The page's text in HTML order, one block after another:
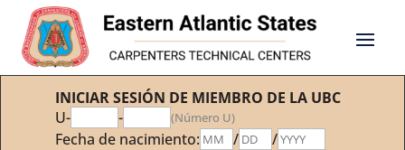
INICIAR SESIÓN DE MIEMBRO DE LA UBC
U-
- (Número U)
Fecha de nacimiento: / /